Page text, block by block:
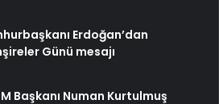
Erdoğan’dan
Günü mesajı
Başkanı Numan Kurtulmuş